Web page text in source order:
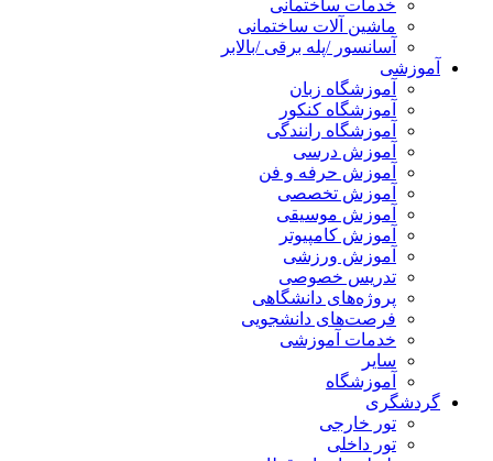
خدمات ساختمانی
ماشین آلات ساختمانی
آسانسور /پله برقی /بالابر
آموزشی
آموزشگاه زبان
آموزشگاه کنکور
آموزشگاه رانندگی
آموزش درسی
آموزش حرفه و فن
آموزش تخصصی
آموزش موسیقی
آموزش کامپیوتر
آموزش ورزشی
تدریس خصوصی
پروژه‌های دانشگاهی
فرصت‌های دانشجویی
خدمات آموزشی
سایر
آموزشگاه
گردشگری
تور خارجی
تور داخلی